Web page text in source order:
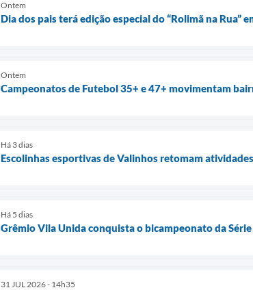
Ontem
Dia dos pais terá edição especial do “Rolimã na Rua”
Ontem
Campeonatos de Futebol 35+ e 47+ movimentam
Há 3 dias
Escolinhas esportivas de Valinhos retomam
Há 5 dias
Grêmio Vila Unida conquista o bicampeonato da
31 JUL 2026 - 14h35